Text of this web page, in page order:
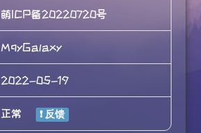
萌ICP备20220720号
MqyGalaxy
2022-05-19
正常